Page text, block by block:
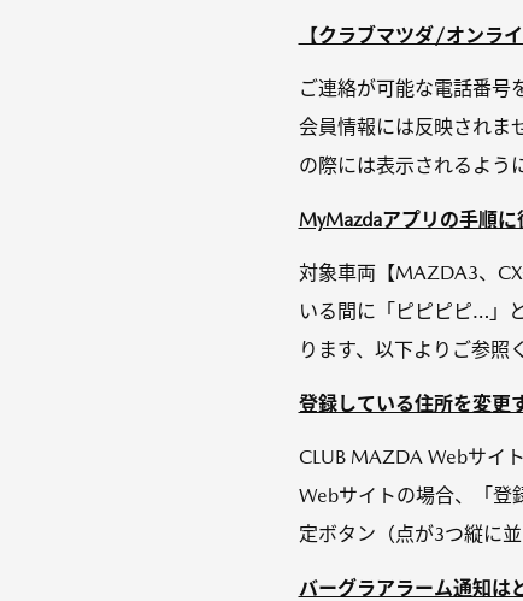
【クラブマツダ/オンラ
ご連絡が可能な電話番号
会員情報には反映されま
の際には表示されるよう
MyMazdaアプリの手順
対象車両【MAZDA3、
いる間に「ピピピピ…」
ります、以下よりご参照
登録している住所を変更
CLUB MAZDA Webサイ
Webサイトの場合、「登
定ボタン（点が3つ縦に
バーグラアラーム通知は